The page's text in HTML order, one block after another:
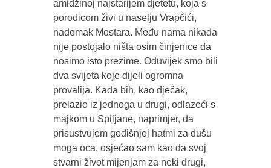
amidžinoj najstarijem djetetu, koja s
porodicom živi u naselju Vrapčići,
nadomak Mostara. Među nama nikada
nije postojalo ništa osim činjenice da
nosimo isto prezime. Oduvijek smo bili
dva svijeta koje dijeli ogromna
provalija. Kada bih, kao dječak,
prelazio iz jednoga u drugi, odlazeći s
majkom u Spiljane, naprimjer, da
prisustvujem godišnjoj hatmi za dušu
moga oca, osjećao sam kao da svoj
stvarni život mijenjam za neki drugi,